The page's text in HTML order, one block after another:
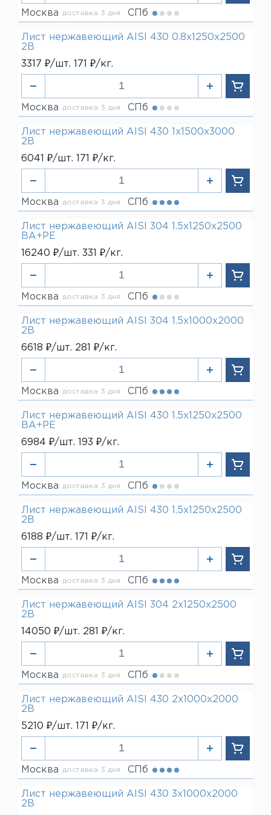
Москва доставка 3 дня СПб
Лист нержавеющий AISI 430 0.8х1250х2500
2В
3317 ₽/шт. 171 ₽/кг.
Москва доставка 3 дня СПб
Лист нержавеющий AISI 430 1х1500х3000
2В
6041 ₽/шт. 171 ₽/кг.
Москва доставка 3 дня СПб
Лист нержавеющий AISI 304 1.5х1250х2500
ВА+РЕ
16240 ₽/шт. 331 ₽/кг.
Москва доставка 3 дня СПб
Лист нержавеющий AISI 304 1.5х1000х2000
2В
6618 ₽/шт. 281 ₽/кг.
Москва доставка 3 дня СПб
Лист нержавеющий AISI 430 1.5х1250х2500
ВА+РЕ
6984 ₽/шт. 193 ₽/кг.
Москва доставка 3 дня СПб
Лист нержавеющий AISI 430 1.5х1250х2500
2В
6188 ₽/шт. 171 ₽/кг.
Москва доставка 3 дня СПб
Лист нержавеющий AISI 304 2х1250х2500
2В
14050 ₽/шт. 281 ₽/кг.
Москва доставка 3 дня СПб
Лист нержавеющий AISI 430 2х1000х2000
2В
5210 ₽/шт. 171 ₽/кг.
Москва доставка 3 дня СПб
Лист нержавеющий AISI 430 3х1000х2000
2В